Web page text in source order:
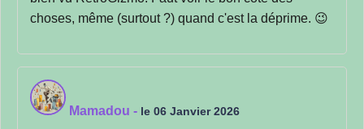
choses, même (surtout ?) quand c'est la déprime. 😉
Mamadou - le 06 Janvier 2026